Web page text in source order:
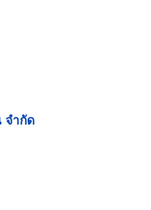
จำกัด